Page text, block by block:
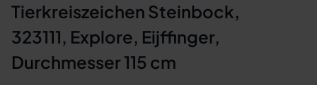
Tierkreiszeichen Steinbock,
323111, Explore, Eijffinger,
Durchmesser 115 cm